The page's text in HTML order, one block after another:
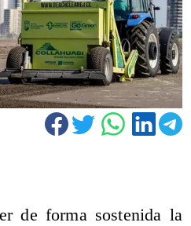
de forma sostenida la